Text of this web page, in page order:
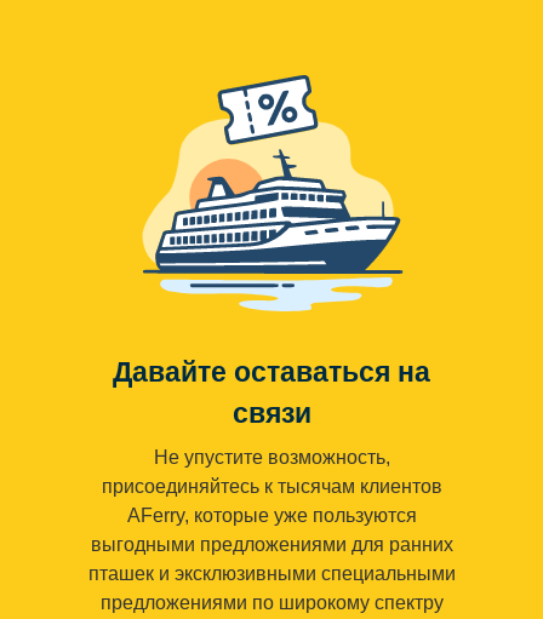
Давайте оставаться на
связи
Не упустите возможность,
присоединяйтесь к тысячам клиентов
AFerry, которые уже пользуются
выгодными предложениями для ранних
пташек и эксклюзивными специальными
предложениями по широкому спектру